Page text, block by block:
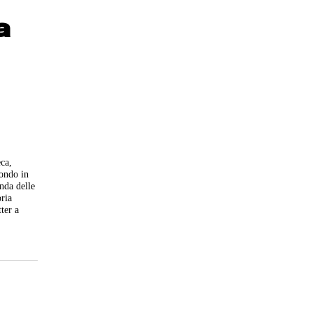
in
delle
a